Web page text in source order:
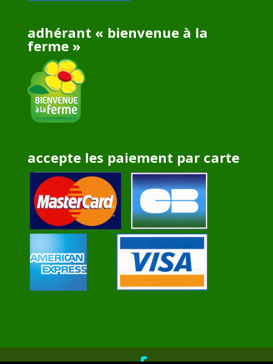
adhérant « bienvenue à la
ferme »
accepte les paiement par carte